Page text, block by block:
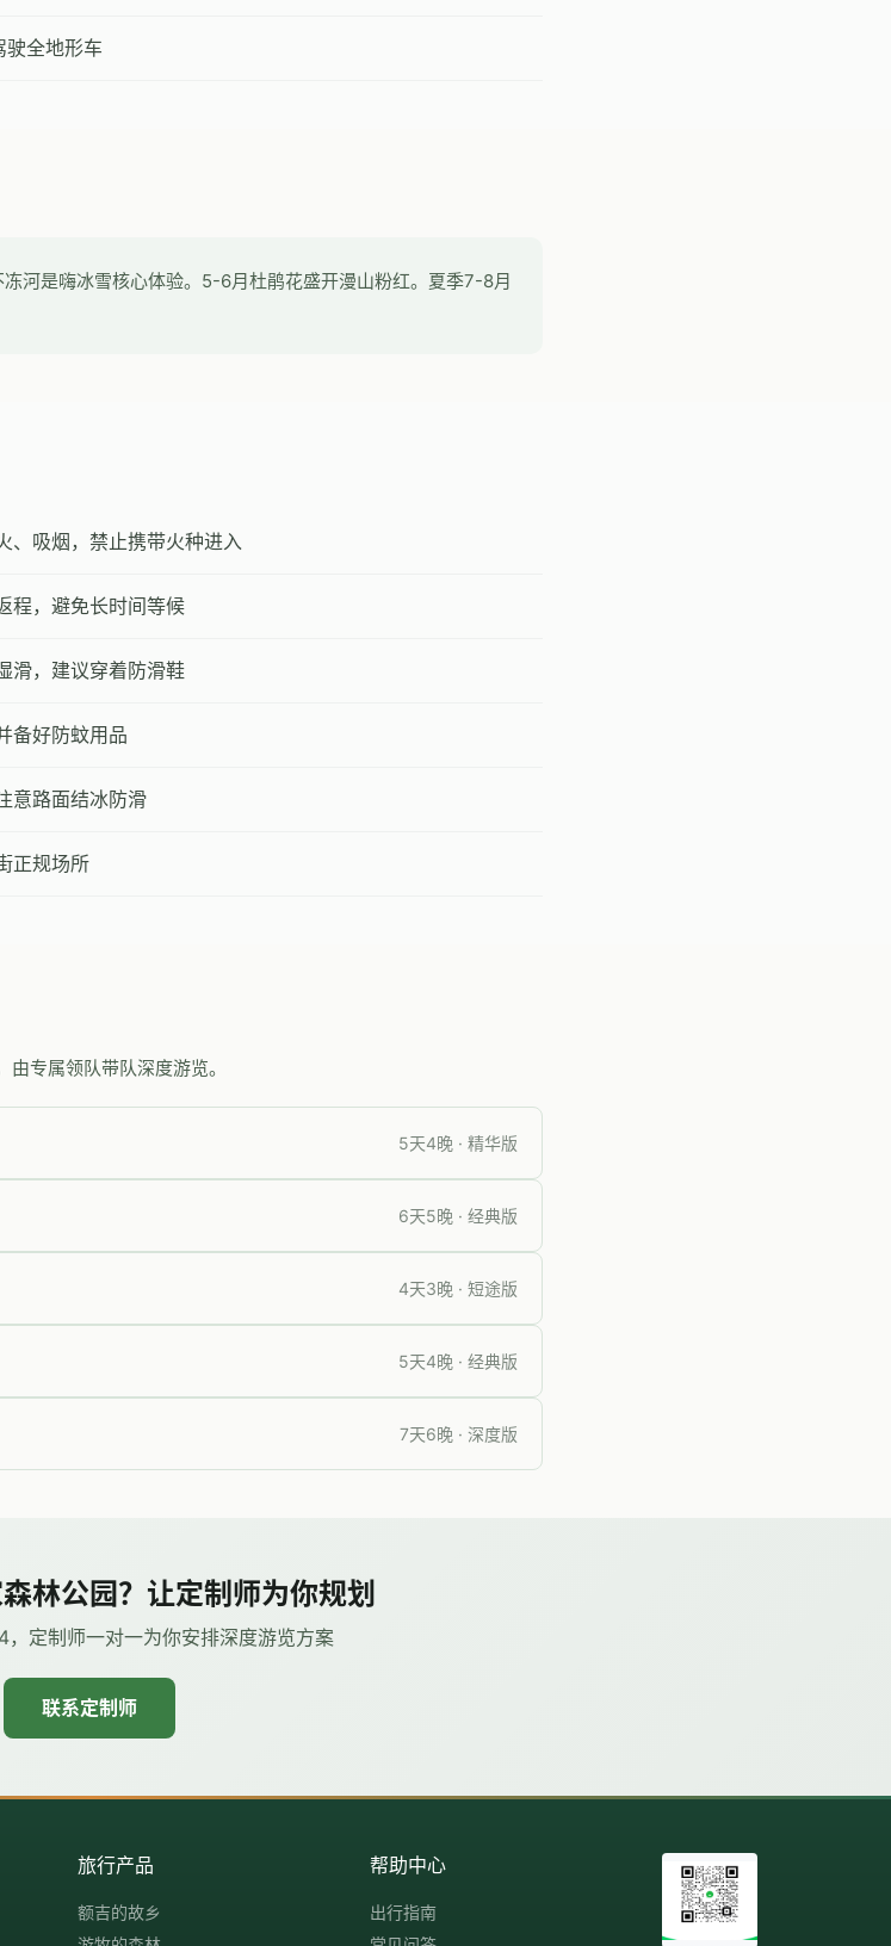
全地形车
河是嗨冰雪核心体验。5-6月杜鹃花盛开漫山粉红。夏季7-8月
、吸烟，禁止携带火种进入
程，避免长时间等候
滑，建议穿着防滑鞋
备好防蚊用品
意路面结冰防滑
正规场所
专属领队带队深度游览。
5天4晚 · 精华版
6天5晚 · 经典版
4天3晚 · 短途版
5天4晚 · 经典版
7天6晚 · 深度版
林公园？让定制师为你规划
，定制师一对一为你安排深度游览方案
联系定制师
旅行产品
额吉的故乡
帮助中心
出行指南